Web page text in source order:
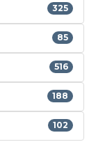
325
85
516
188
102